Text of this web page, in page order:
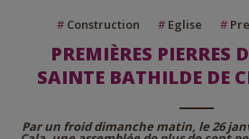
# Construction # Eglise #
PREMIÈRES PIERRES
SAINTE BATHILDE DE
Par un froid dimanche matin, le 26